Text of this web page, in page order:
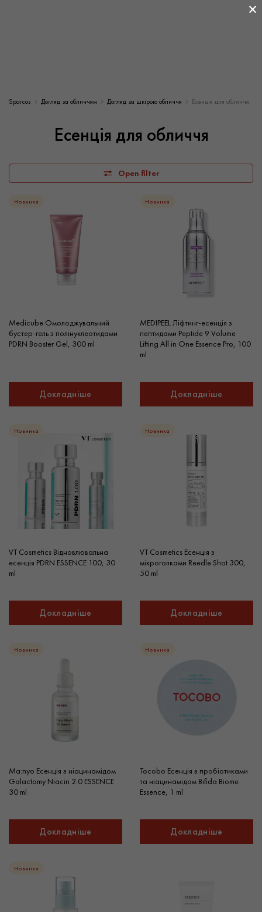
Sparcos Догляд за обличчям Догляд за шкірою обличчя Есенція для обличчя
Есенція для обличчя
Open filter
Новинка
Medicube Омолоджувальний
бустер-гель з полінуклеотидами
PDRN Booster Gel, 300 ml
Докладніше
Новинка
MEDIPEEL Ліфтинг-есенція з
пептидами Peptide 9 Volume
Lifting All in One Essence Pro, 100
ml
Докладніше
Новинка
VT Cosmetics Відновлювальна
есенція PDRN ESSENCE 100, 30
ml
Докладніше
Новинка
VT Cosmetics Есенція з
мікроголками Reedle Shot 300,
50 ml
Докладніше
Новинка
Ma:nyo Есенція з ніацинамідом
Galactomy Niacin 2.0 ESSENCE
30 ml
Докладніше
Новинка
Tocobo Есенція з пробіотиками
та ніацинамідом Bifida Biome
Essence, 1 ml
Докладніше
Новинка
×